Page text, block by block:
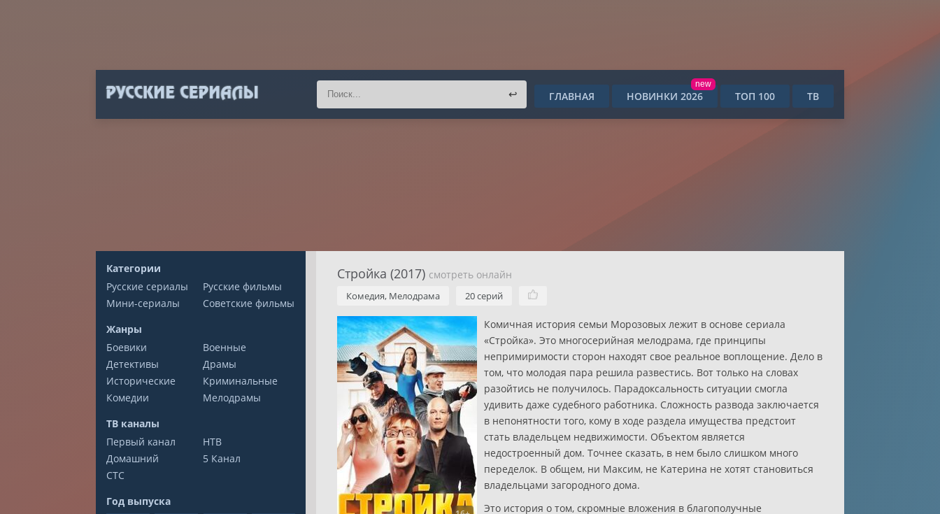
↩ ГЛАВНАЯ НОВИНКИ 2026
new
ТОП 100 ТВ
Стройка (2017) смотреть онлайн
Комедия, Мелодрама 20 серий
Комичная история семьи Морозовых лежит в основе сериала
«Стройка». Это многосерийная мелодрама, где принципы
непримиримости сторон находят свое реальное воплощение. Дело в
том, что молодая пара решила развестись. Вот только на словах
разойтись не получилось. Парадоксальность ситуации смогла
удивить даже судебного работника. Сложность развода заключается
в непонятности того, кому в ходе раздела имущества предстоит
стать владельцем недвижимости. Объектом является
недостроенный дом. Точнее сказать, в нем было слишком много
переделок. В общем, ни Максим, не Катерина не хотят становиться
владельцами загородного дома.
Это история о том, скромные вложения в благополучные
Категории
Русские сериалы
Русские фильмы
Мини-сериалы
Советские фильмы
Жанры
Боевики
Военные
Детективы
Драмы
Исторические
Криминальные
Комедии
Мелодрамы
ТВ каналы
Первый канал
НТВ
Домашний
5 Канал
СТС
Год выпуска